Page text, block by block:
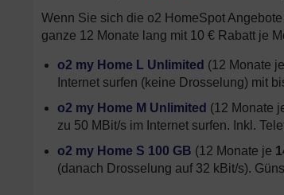
Wenn Sie sich die o2 HomeSpot
ganze 12 Monate lang mit 10 € Rabatt je
o2 my Home L Unlimited (12 Monate je
Internet surfen (keine Drosselung) mit
o2 my Home M Unlimited (12 Monate
zu 50 MBit/s im Internet surfen. Inkl.
o2 my Home S 100 GB (12 Monate je
(danach Drosselung auf 32 kBit/s).